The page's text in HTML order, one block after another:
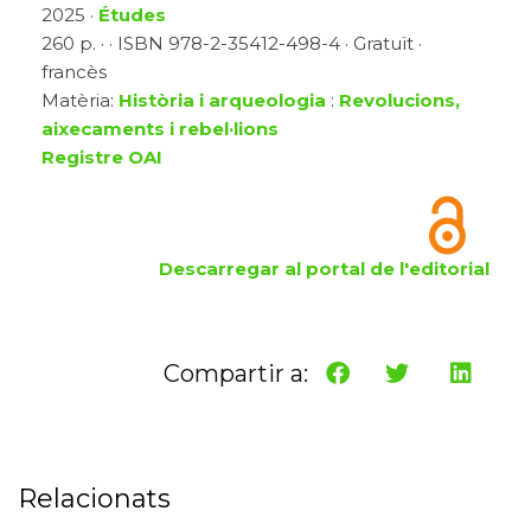
2025 · Études
260 p. · · ISBN 978-2-35412-498-4 · Gratuït ·
francès
Matèria: Història i arqueologia : Revolucions,
aixecaments i rebel·lions
Registre OAI
Descarregar al portal de l'editorial
Compartir a:
Relacionats